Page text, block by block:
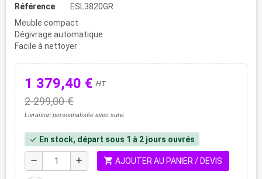
Référence
ESL3820GR
Meuble compact
Dégivrage automatique
Facile à nettoyer
1 379,40 € HT
2 299,00 €
Livraison personnalisée avec suivi
check En stock, départ sous 1 à 2 jours ouvrés
remove add shopping_cart AJOUTER AU PANIER / DEVIS